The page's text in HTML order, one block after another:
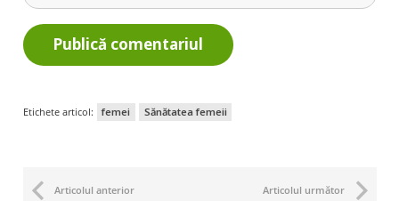
Publică comentariul
Etichete articol: femei Sănătatea femeii
Articolul anterior Articolul următor